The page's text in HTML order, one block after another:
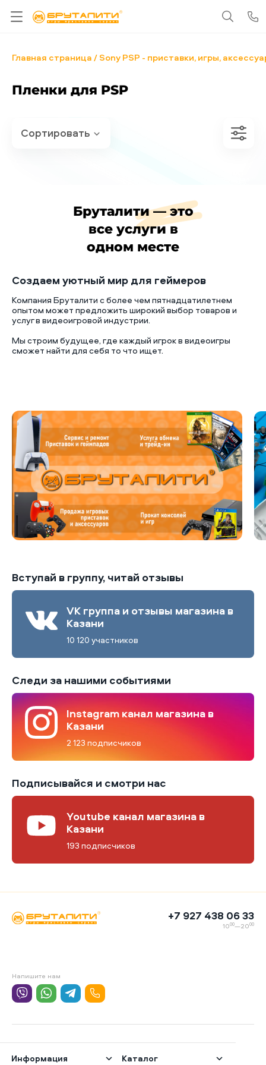
Главная страница Sony PSP - приставки, игры,
Пленки для PSP
Бруталити — это
все услуги в
одном месте
Создаем уютный мир для геймеров
Компания Бруталити с более чем пятнадцатилетнем
опытом может предложить широкий выбор товаров и
услуг в видеоигровой индустрии.
Мы строим будущее, где каждый игрок в видеоигры
сможет найти для себя то что ищет.
Вступай в группу, читай отзывы
VK группа и отзывы магазина в
Казани
10 120 участников
Следи за нашими событиями
Instagram канал магазина в
Казани
2 123 подписчиков
Подписывайся и смотри нас
Youtube канал магазина в
Казани
193 подписчиков
Информация Каталог
+7 927 438 06 33
1000—2000
Напишите нам